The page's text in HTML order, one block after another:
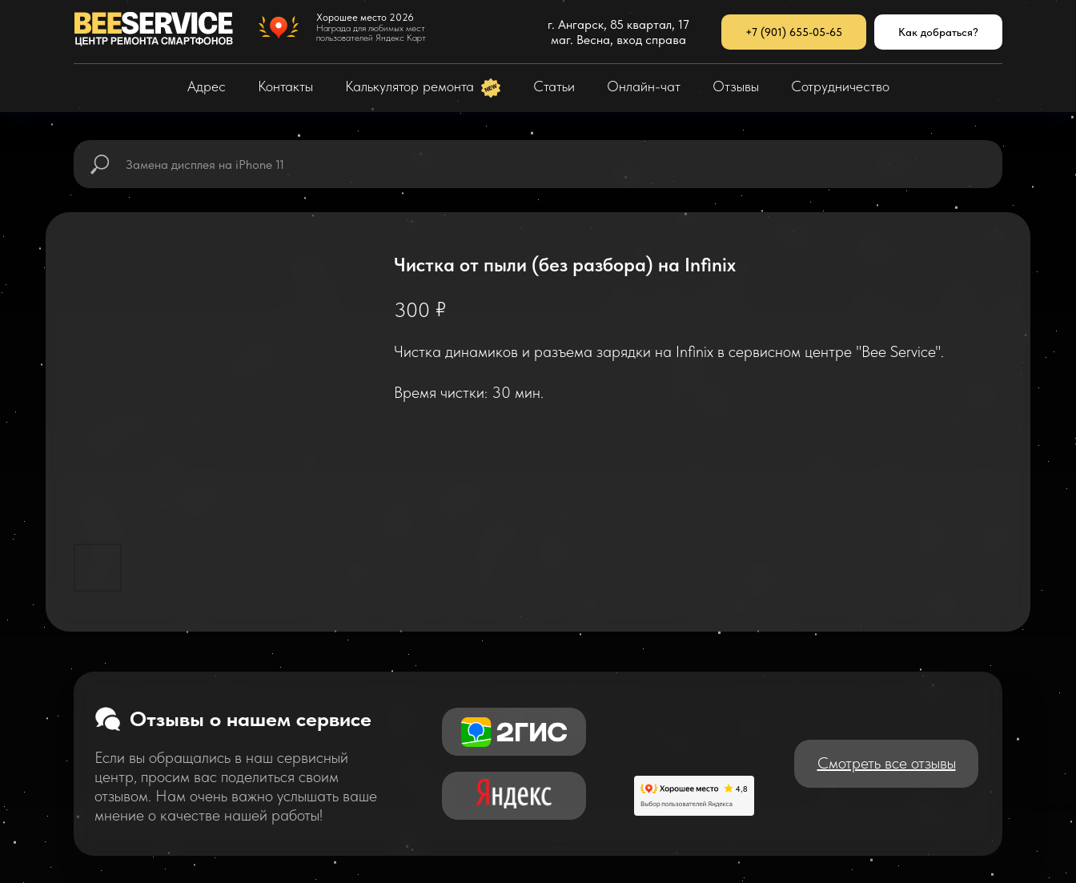
Хорошее место 2026
Награда для любимых мест
пользователей Яндекс Карт
г. Ангарск, 85 квартал, 17
маг. Весна, вход справа
+7 (901) 655-05-65 Как добраться?
Адрес Контакты Калькулятор ремонта Статьи Онлайн-чат Отзывы Сотрудничество
Чистка от пыли (без разбора) на Infinix
300 ₽
Чистка динамиков и разъема зарядки на Infinix в сервисном центре "Bee Service".
Время чистки: 30 мин.
Если вы обращались в наш сервисный
центр, просим вас поделиться своим
отзывом. Нам очень важно услышать ваше
мнение о качестве нашей работы!
Отзывы о нашем сервисе
Смотреть все отзывы